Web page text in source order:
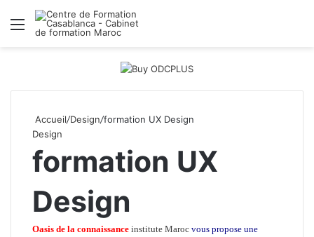
Menu
Accueil/Design/formation UX Design
Design
formation UX
Design
Oasis de la connaissance institute Maroc vous propose une